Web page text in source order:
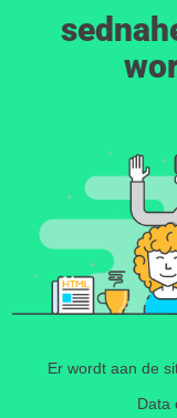
Er wordt aan de
Data